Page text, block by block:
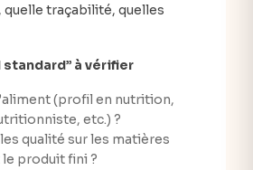
traçabilité, quelles
à vérifier
(profil en nutrition,
etc.) ?
qualité sur les matières
produit fini ?